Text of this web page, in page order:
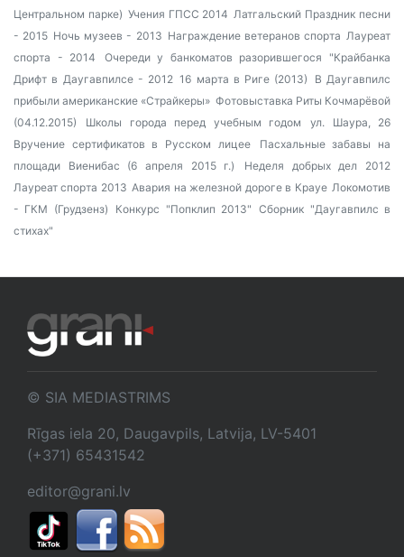
Центральном парке) Учения ГПСС 2014 Латгальский Праздник песни
- 2015 Ночь музеев - 2013 Награждение ветеранов спорта Лауреат
спорта - 2014
Очереди у банкоматов разорившегося "Крайбанка
Дрифт в Даугавпилсе - 2012 16 марта в Риге (2013)
В Даугавпилс
прибыли американские «Страйкеры» Фотовыставка Риты Кочмарёвой
(04.12.2015)
Школы города перед учебным годом
ул. Шаура, 26
Вручение сертификатов в Русском лицее
Пасхальные забавы на
площади Виенибас (6 апреля 2015 г.)
Неделя добрых дел 2012
Лауреат спорта 2013 Авария на железной дороге в Крауе Локомотив
- ГКМ (Грудзенз)
Конкурс "Попклип 2013"
Сборник "Даугавпилс в
стихах"
© SIA MEDIASTRIMS
Rīgas iela 20, Daugavpils, Latvija, LV-5401
(+371) 65431542
editor@grani.lv